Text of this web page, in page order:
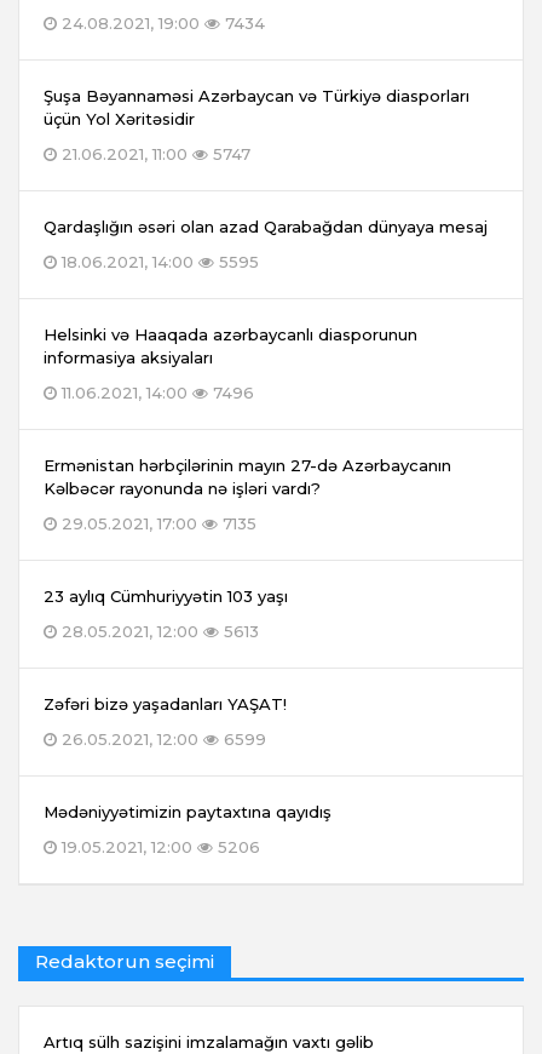
24.08.2021, 19:00
7434
Şuşa Bəyannaməsi Azərbaycan və Türkiyə diasporları
üçün Yol Xəritəsidir
21.06.2021, 11:00
5747
Qardaşlığın əsəri olan azad Qarabağdan dünyaya mesaj
18.06.2021, 14:00
5595
Helsinki və Haaqada azərbaycanlı diasporunun
informasiya aksiyaları
11.06.2021, 14:00
7496
Ermənistan hərbçilərinin mayın 27-də Azərbaycanın
Kəlbəcər rayonunda nə işləri vardı?
29.05.2021, 17:00
7135
23 aylıq Cümhuriyyətin 103 yaşı
28.05.2021, 12:00
5613
Zəfəri bizə yaşadanları YAŞAT!
26.05.2021, 12:00
6599
Mədəniyyətimizin paytaxtına qayıdış
19.05.2021, 12:00
5206
Redaktorun seçimi
Artıq sülh sazişini imzalamağın vaxtı gəlib